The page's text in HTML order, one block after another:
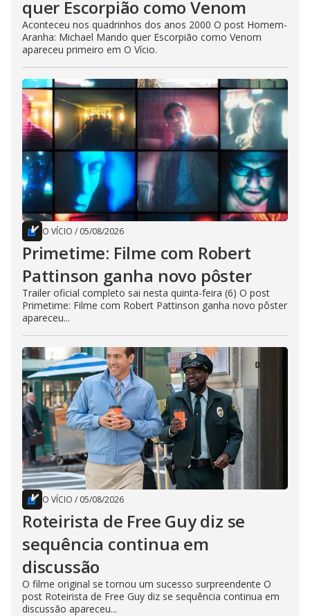
quer Escorpião como Venom
Aconteceu nos quadrinhos dos anos 2000 O post Homem-
Aranha: Michael Mando quer Escorpião como Venom
apareceu primeiro em O Vício.
O VÍCIO / 05/08/2026
Primetime: Filme com Robert
Pattinson ganha novo pôster
Trailer oficial completo sai nesta quinta-feira (6) O post
Primetime: Filme com Robert Pattinson ganha novo pôster
apareceu...
O VÍCIO / 05/08/2026
Roteirista de Free Guy diz se
sequência continua em
discussão
O filme original se tornou um sucesso surpreendente O
post Roteirista de Free Guy diz se sequência continua em
discussão apareceu...